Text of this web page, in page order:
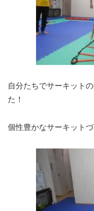
自分たちでサーキット
た！
個性豊かなサーキット